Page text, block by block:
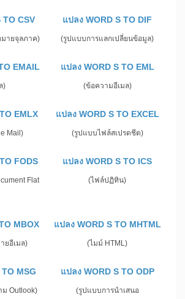
TO CSV
ายจุลภาค)
แปลง WORD S TO DIF
(รูปแบบการแลกเปลี่ยนข้อมูล)
EMAIL
)
แปลง WORD S TO EML
(ข้อความอีเมล)
EMLX
Mail)
แปลง WORD S TO EXCEL
(รูปแบบไฟล์สเปรดชีต)
FODS
Flat
แปลง WORD S TO ICS
(ไฟล์ปฏิทิน)
MBOX
ยอีเมล)
แปลง WORD S TO MHTML
(ไมม์ HTML)
MSG
Outlook)
แปลง WORD S TO ODP
(รูปแบบการนำเสนอ